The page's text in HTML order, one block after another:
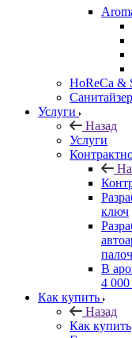
HoReCa &
Услуги
Назад
Услуги
ключ
В
4
Как купить
Назад
Как купить